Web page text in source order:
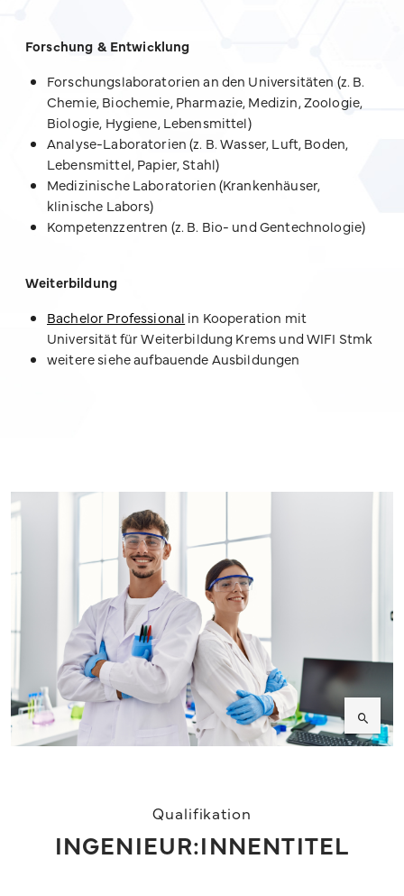
Forschung & Entwicklung
Forschungslaboratorien an den Universitäten (z. B.
Chemie, Biochemie, Pharmazie, Medizin, Zoologie,
Biologie, Hygiene, Lebensmittel)
Analyse-Laboratorien (z. B. Wasser, Luft, Boden,
Lebensmittel, Papier, Stahl)
Medizinische Laboratorien (Krankenhäuser,
klinische Labors)
Kompetenzzentren (z. B. Bio- und Gentechnologie)
Weiterbildung
Bachelor Professional in Kooperation mit
Universität für Weiterbildung Krems und WIFI Stmk
weitere siehe aufbauende Ausbildungen
Qualifikation
INGENIEUR:INNENTITEL